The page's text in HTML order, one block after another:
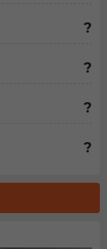
?
?
?
?